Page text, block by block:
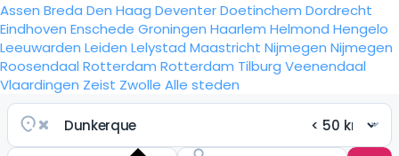
Assen Breda Den Haag DeventerDoetinchem Dordrecht
Eindhoven Enschede Groningen Haarlem Helmond Hengelo
Leeuwarden Leiden Lelystad Maastricht Nijmegen Nijmegen
Roosendaal Rotterdam Rotterdam Tilburg Veenendaal
Vlaardingen Zeist Zwolle Alle steden